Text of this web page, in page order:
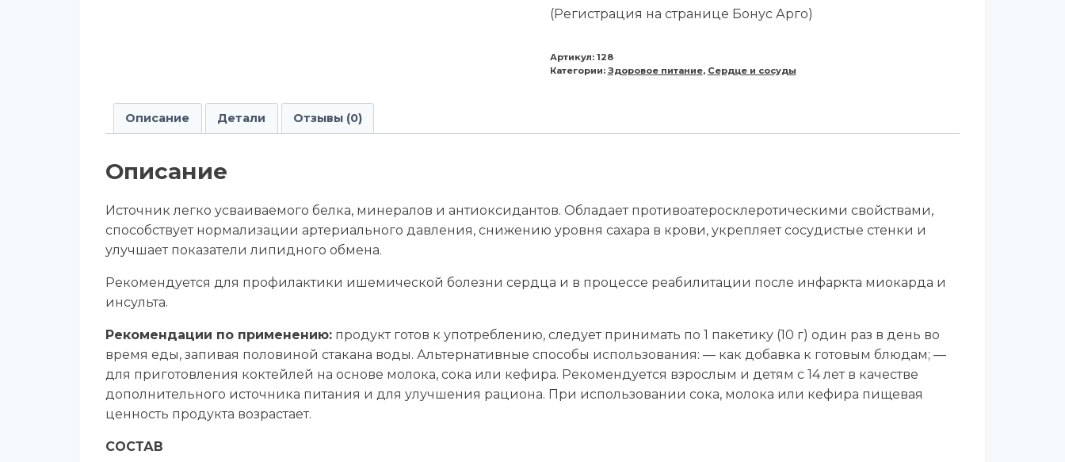
(Регистрация на странице Бонус Арго)
Артикул: 128
Категории: Здоровое питание, Сердце и сосуды
Описание Детали Отзывы (0)
Описание
Источник легко усваиваемого белка, минералов и антиоксидантов. Обладает противоатеросклеротическими свойствами,
способствует нормализации артериального давления, снижению уровня сахара в крови, укрепляет сосудистые стенки и
улучшает показатели липидного обмена.
Рекомендуется для профилактики ишемической болезни сердца и в процессе реабилитации после инфаркта миокарда и
инсульта.
Рекомендации по применению: продукт готов к употреблению, следует принимать по 1 пакетику (10 г) один раз в день во
время еды, запивая половиной стакана воды. Альтернативные способы использования: — как добавка к готовым блюдам; —
для приготовления коктейлей на основе молока, сока или кефира. Рекомендуется взрослым и детям с 14 лет в качестве
дополнительного источника питания и для улучшения рациона. При использовании сока, молока или кефира пищевая
ценность продукта возрастает.
СОСТАВ